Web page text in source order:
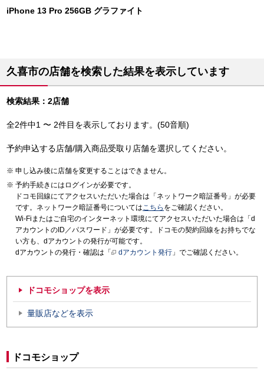
iPhone 13 Pro 256GB グラファイト
久喜市の店舗を検索した結果を表示しています
検索結果：2店舗
全2件中1 〜 2件目を表示しております。(50音順)
予約申込する店舗/購入商品受取り店舗を選択してください。
申し込み後に店舗を変更することはできません。
予約手続きにはログインが必要です。
ドコモ回線にてアクセスいただいた場合は「ネットワーク暗証番号」が必要
です。ネットワーク暗証番号についてはこちら をご確認ください。
Wi-Fiまたはご自宅のインターネット環境にてアクセスいただいた場合は「d
アカウントのID／パスワード」が必要です。ドコモの契約回線をお持ちでな
い方も、dアカウントの発行が可能です。
dアカウントの発行・確認は「
dアカウント発行 」でご確認ください。
ドコモショップを表示
量販店などを表示
ドコモショップ